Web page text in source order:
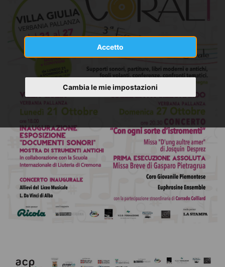
Accetto
Cambia le mie impostazioni